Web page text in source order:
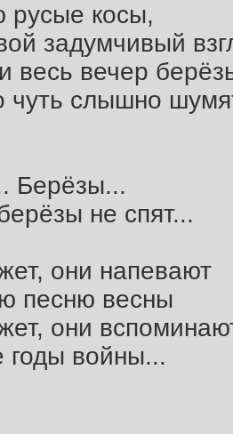
русые косы,
задумчивый
весь вечер
чуть слышно
Берёзы...
не спят...
они напевают
песню весны
они
годы войны...